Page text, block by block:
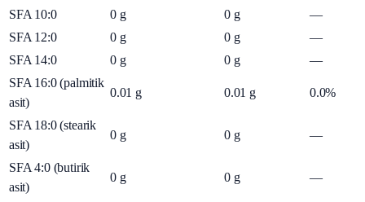
SFA 10:0
0 g 0 g
—
SFA 12:0
0 g 0 g
—
SFA 14:0
0 g 0 g
—
SFA 16:0 (palmitik
asit)
0.01 g 0.01 g 0.0%
SFA 18:0 (stearik
asit)
0 g 0 g —
SFA 4:0 (butirik
asit)
0 g 0 g —